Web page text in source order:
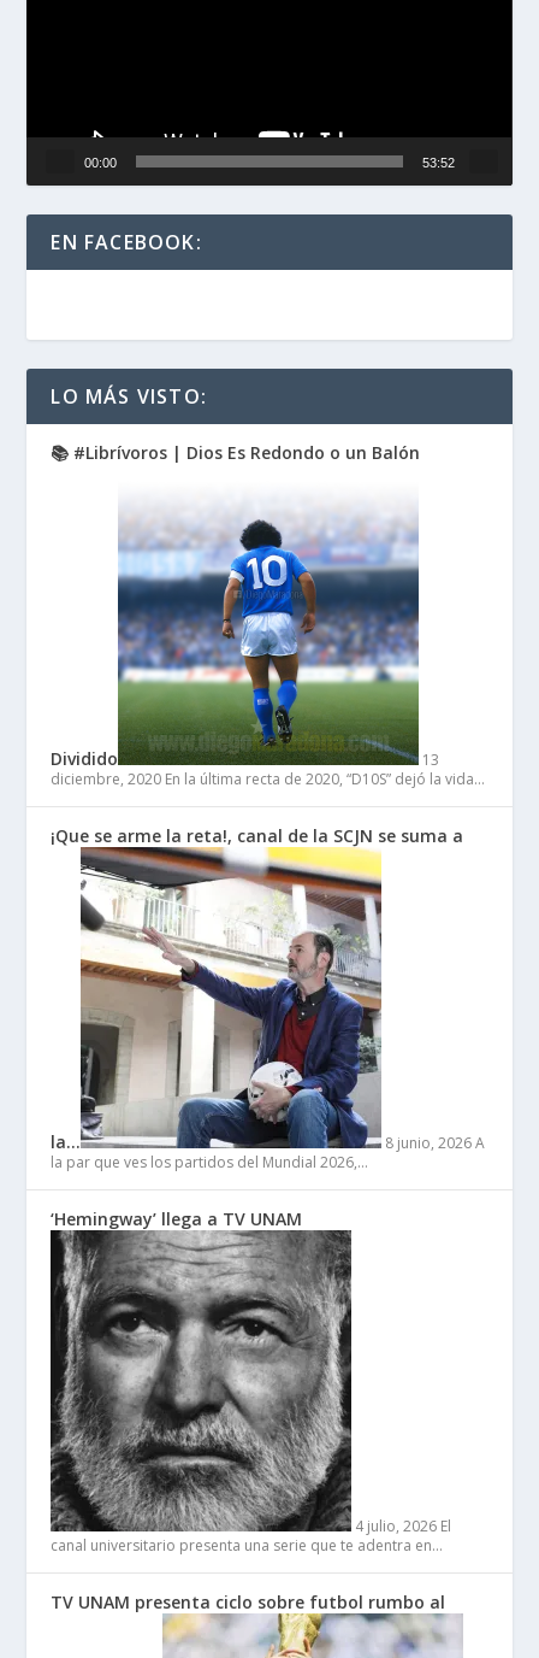
00:00 53:52
EN FACEBOOK:
LO MÁS VISTO:
📚 #Librívoros | Dios Es Redondo o un Balón
Dividido
13
diciembre, 2020 En la última recta de 2020, “D10S” dejó la vida…
¡Que se arme la reta!, canal de la SCJN se suma a
la… 8 junio, 2026 A
la par que ves los partidos del Mundial 2026,…
‘Hemingway’ llega a TV UNAM
4 julio, 2026 El
canal universitario presenta una serie que te adentra en…
TV UNAM presenta ciclo sobre futbol rumbo al